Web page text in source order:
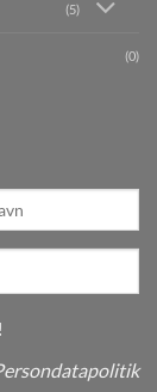
(5)
(0)